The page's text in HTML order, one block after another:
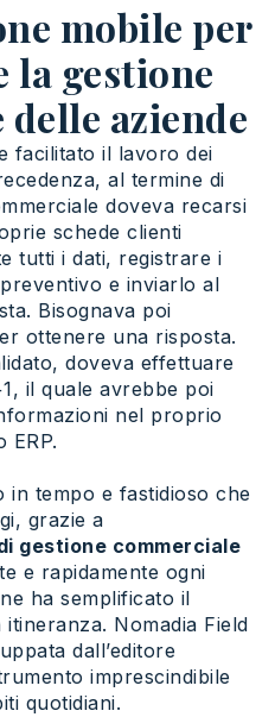
mobile per
la gestione
aziende
facilitato il lavoro dei
al termine di
doveva recarsi
schede clienti
tutti i dati, registrare i
e inviarlo al
Bisognava poi
ottenere una risposta.
doveva effettuare
il quale avrebbe poi
nel proprio
ERP.
in tempo e fastidioso che
grazie a
gestione commerciale
e rapidamente ogni
ha semplificato il
Nomadia Field
dall’editore
imprescindibile
quotidiani.